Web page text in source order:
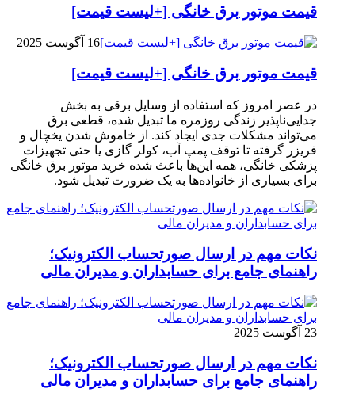
قیمت موتور برق خانگی [+لیست قیمت]
16 آگوست 2025
قیمت موتور برق خانگی [+لیست قیمت]
در عصر امروز که استفاده از وسایل برقی به بخش
جدایی‌ناپذیر زندگی روزمره ما تبدیل شده، قطعی برق
می‌تواند مشکلات جدی ایجاد کند. از خاموش شدن یخچال و
فریزر گرفته تا توقف پمپ آب، کولر گازی یا حتی تجهیزات
پزشکی خانگی، همه این‌ها باعث شده خرید موتور برق خانگی
برای بسیاری از خانواده‌ها به یک ضرورت تبدیل شود.
نکات مهم در ارسال صورتحساب الکترونیک؛
راهنمای جامع برای حسابداران و مدیران مالی
23 آگوست 2025
نکات مهم در ارسال صورتحساب الکترونیک؛
راهنمای جامع برای حسابداران و مدیران مالی